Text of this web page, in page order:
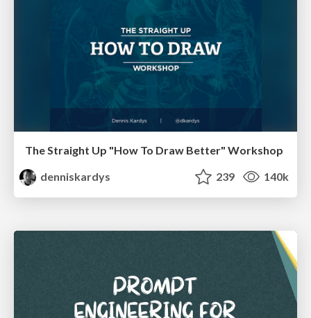
The Straight Up "How To Draw Better" Workshop
denniskardys
239 140k